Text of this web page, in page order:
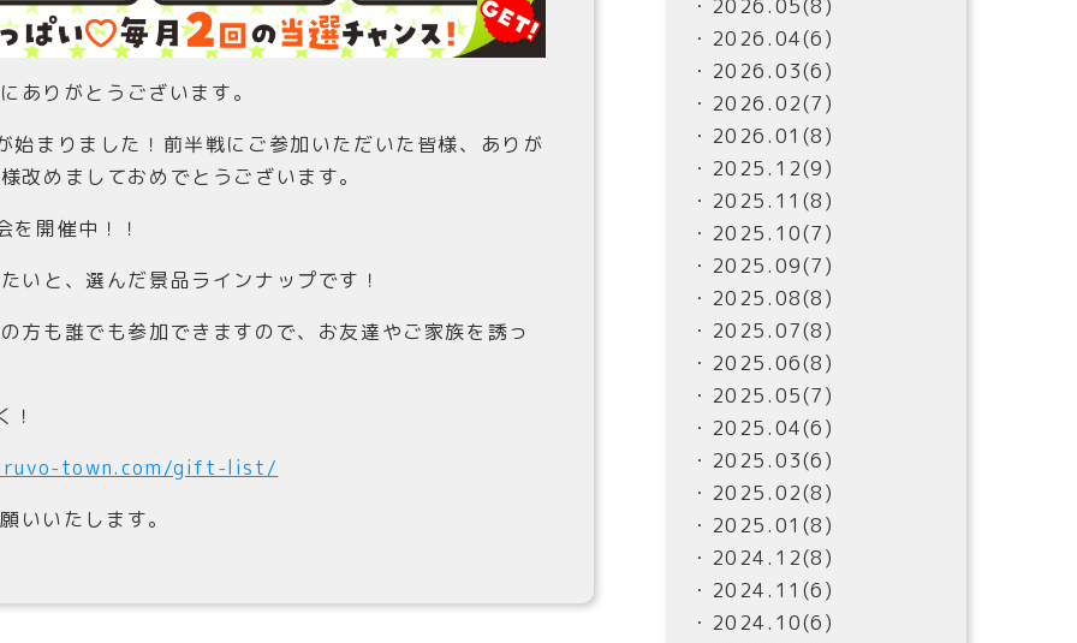
ありがとうございます。
始まりました！前半戦にご参加いただいた皆様、ありが
改めましておめでとうございます。
を開催中！！
いと、選んだ景品ラインナップです！
方も誰でも参加できますので、お友達やご家族を誘っ
！
town.com/gift-list/
いいたします。
・2026.05(8)
・2026.04(6)
・2026.03(6)
・2026.02(7)
・2026.01(8)
・2025.12(9)
・2025.11(8)
・2025.10(7)
・2025.09(7)
・2025.08(8)
・2025.07(8)
・2025.06(8)
・2025.05(7)
・2025.04(6)
・2025.03(6)
・2025.02(8)
・2025.01(8)
・2024.12(8)
・2024.11(6)
・2024.10(6)